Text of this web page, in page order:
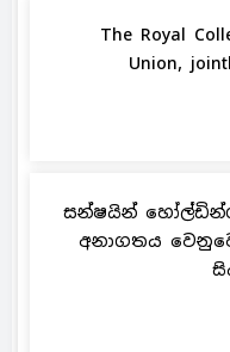
The Royal
Union,
සන්ෂයින්
අනාගතය